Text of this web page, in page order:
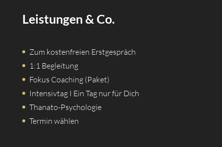
Leistungen & Co.
Zum kostenfreien Erstgespräch
1:1 Begleitung
Fokus Coaching (Paket)
Intensivtag I Ein Tag nur für Dich
Thanato-Psychologie
Termin wählen